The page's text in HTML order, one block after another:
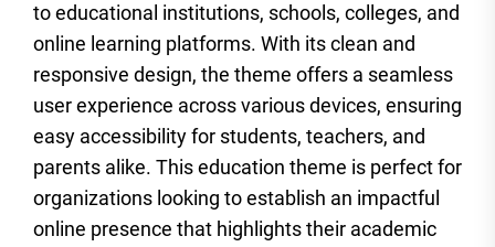
to educational institutions, schools, colleges, and
online learning platforms. With its clean and
responsive design, the theme offers a seamless
user experience across various devices, ensuring
easy accessibility for students, teachers, and
parents alike. This education theme is perfect for
organizations looking to establish an impactful
online presence that highlights their academic